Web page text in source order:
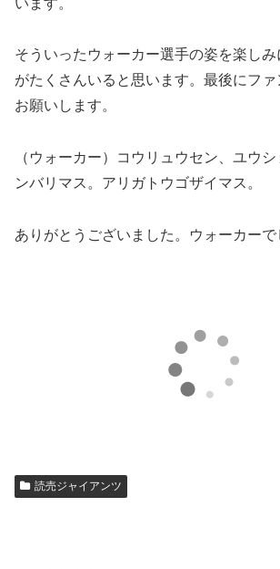
そういったウォーカー選手の姿を楽し
がたくさんいると思います。最後にフ
お願いします。
（ウォーカー）コウリュウセン、ユウ
ンバリマス。アリガトウゴザイマス。
ありがとうございました。ウォーカーで
読売ジャイアンツ